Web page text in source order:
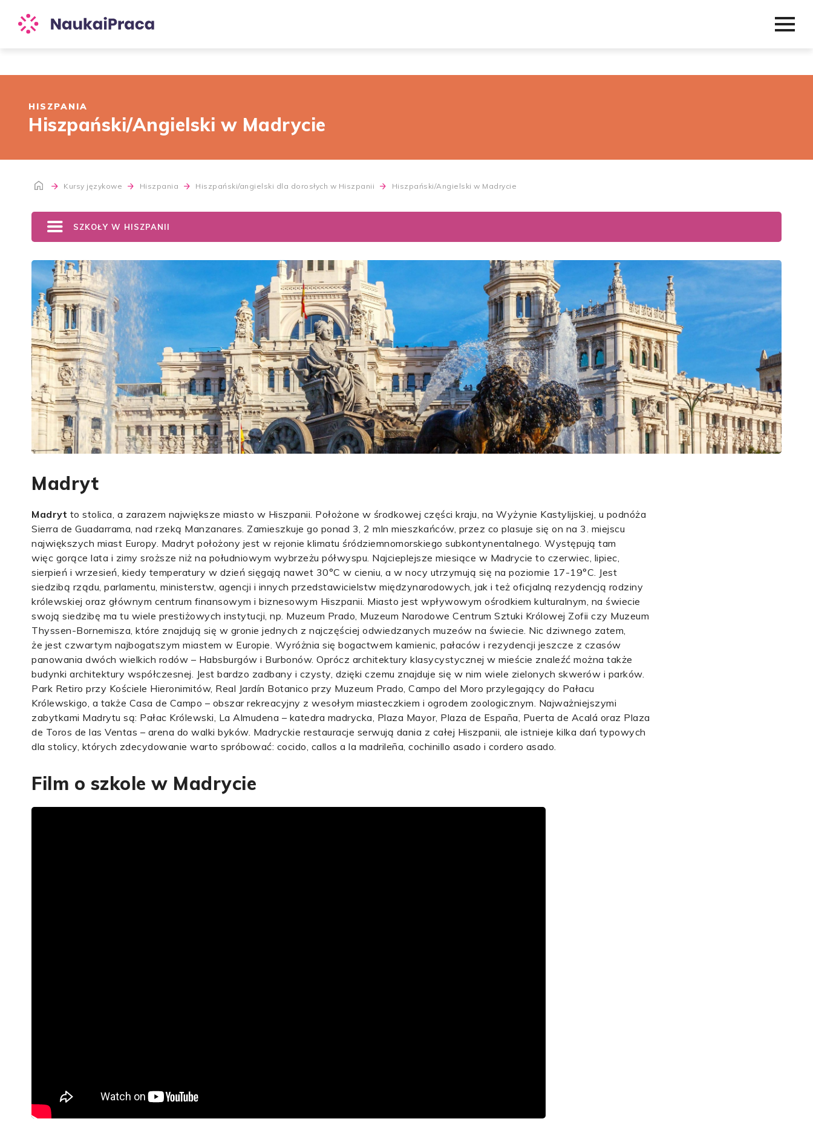
HISZPANIA
Hiszpański/Angielski w Madrycie
Kursy językowe Hiszpania Hiszpański/angielski dla dorosłych w Hiszpanii Hiszpański/Angielski w Madrycie
SZKOŁY W HISZPANII
Madryt
Madryt to stolica, a zarazem największe miasto w Hiszpanii. Położone w środkowej części kraju, na Wyżynie Kastylijskiej, u podnóża
Sierra de Guadarrama, nad rzeką Manzanares. Zamieszkuje go ponad 3, 2 mln mieszkańców, przez co plasuje się on na 3. miejscu
największych miast Europy. Madryt położony jest w rejonie klimatu śródziemnomorskiego subkontynentalnego. Występują tam
więc gorące lata i zimy sroższe niż na południowym wybrzeżu półwyspu. Najcieplejsze miesiące w Madrycie to czerwiec, lipiec,
sierpień i wrzesień, kiedy temperatury w dzień sięgają nawet 30°C w cieniu, a w nocy utrzymują się na poziomie 17-19°C. Jest
siedzibą rządu, parlamentu, ministerstw, agencji i innych przedstawicielstw międzynarodowych, jak i też oficjalną rezydencją rodziny
królewskiej oraz głównym centrum finansowym i biznesowym Hiszpanii. Miasto jest wpływowym ośrodkiem kulturalnym, na świecie
swoją siedzibę ma tu wiele prestiżowych instytucji, np. Muzeum Prado, Muzeum Narodowe Centrum Sztuki Królowej Zofii czy Muzeum
Thyssen-Bornemisza, które znajdują się w gronie jednych z najczęściej odwiedzanych muzeów na świecie. Nic dziwnego zatem,
że jest czwartym najbogatszym miastem w Europie. Wyróżnia się bogactwem kamienic, pałaców i rezydencji jeszcze z czasów
panowania dwóch wielkich rodów – Habsburgów i Burbonów. Oprócz architektury klasycystycznej w mieście znaleźć można także
budynki architektury współczesnej. Jest bardzo zadbany i czysty, dzięki czemu znajduje się w nim wiele zielonych skwerów i parków.
Park Retiro przy Kościele Hieronimitów, Real Jardín Botanico przy Muzeum Prado, Campo del Moro przylegający do Pałacu
Królewskigo, a także Casa de Campo – obszar rekreacyjny z wesołym miasteczkiem i ogrodem zoologicznym. Najważniejszymi
zabytkami Madrytu są: Pałac Królewski, La Almudena – katedra madrycka, Plaza Mayor, Plaza de España, Puerta de Acalá oraz Plaza
de Toros de las Ventas – arena do walki byków. Madryckie restauracje serwują dania z całej Hiszpanii, ale istnieje kilka dań typowych
dla stolicy, których zdecydowanie warto spróbować: cocido, callos a la madrileña, cochinillo asado i cordero asado.
Film o szkole w Madrycie